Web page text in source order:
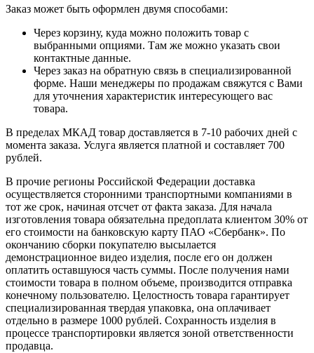
Заказ может быть оформлен двумя способами:
Через корзину, куда можно положить товар с
выбранными опциями. Там же можно указать свои
контактные данные.
Через заказ на обратную связь в специализированной
форме. Наши менеджеры по продажам свяжутся с Вами
для уточнения характеристик интересующего вас
товара.
В пределах МКАД товар доставляется в 7-10 рабочих дней с
момента заказа. Услуга является платной и составляет 700
рублей.
В прочие регионы Российской Федерации доставка
осуществляется сторонними транспортными компаниями в
тот же срок, начиная отсчет от факта заказа. Для начала
изготовления товара обязательна предоплата клиентом 30% от
его стоимости на банковскую карту ПАО «Сбербанк». По
окончанию сборки покупателю высылается
демонстрационное видео изделия, после его он должен
оплатить оставшуюся часть суммы. После получения нами
стоимости товара в полном объеме, производится отправка
конечному пользователю. Целостность товара гарантирует
специализированная твердая упаковка, она оплачивает
отдельно в размере 1000 рублей. Сохранность изделия в
процессе транспортировки является зоной ответственности
продавца.